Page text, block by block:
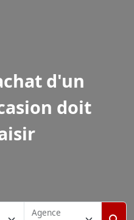
d'un
doit
Agence